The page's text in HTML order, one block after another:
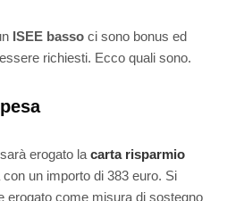
ISEE basso ci sono bonus ed
richiesti. Ecco quali sono.
erogato la carta risparmio
un importo di 383 euro. Si
erogato come misura di sostegno